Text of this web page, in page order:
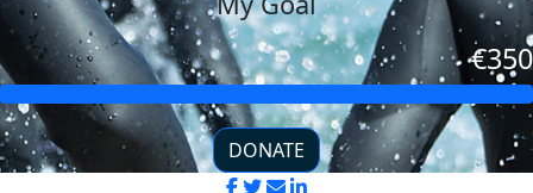
€350
DONATE